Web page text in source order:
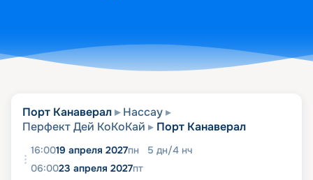
Порт Канаверал
Нассау
Перфект Дей КоКоКай
Порт Канаверал
16:0019 апреля 2027пн 5 дн/4 нч
06:0023 апреля 2027пт